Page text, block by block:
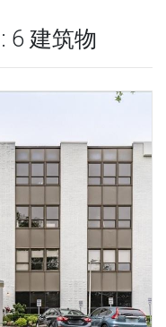
6 建筑物